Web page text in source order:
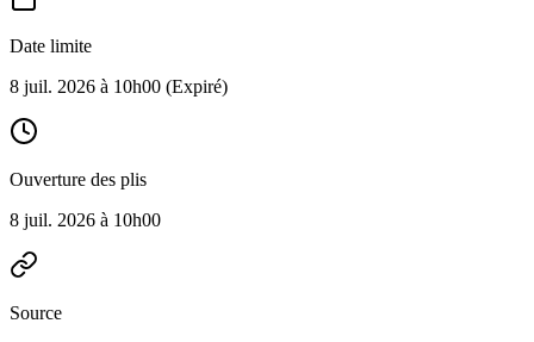
Date limite
8 juil. 2026 à 10h00 (Expiré)
Ouverture des plis
8 juil. 2026 à 10h00
Source